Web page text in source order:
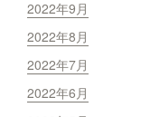
2022年9月
2022年8月
2022年7月
2022年6月